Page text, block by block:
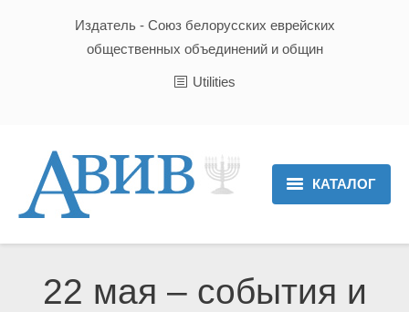
Издатель - Союз белорусских еврейских
общественных объединений и общин
Utilities
КАТАЛОГ
22 мая – события и